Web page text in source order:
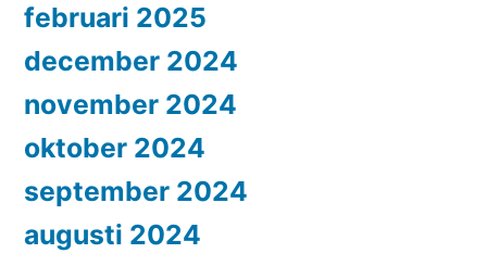
februari 2025
december 2024
november 2024
oktober 2024
september 2024
augusti 2024